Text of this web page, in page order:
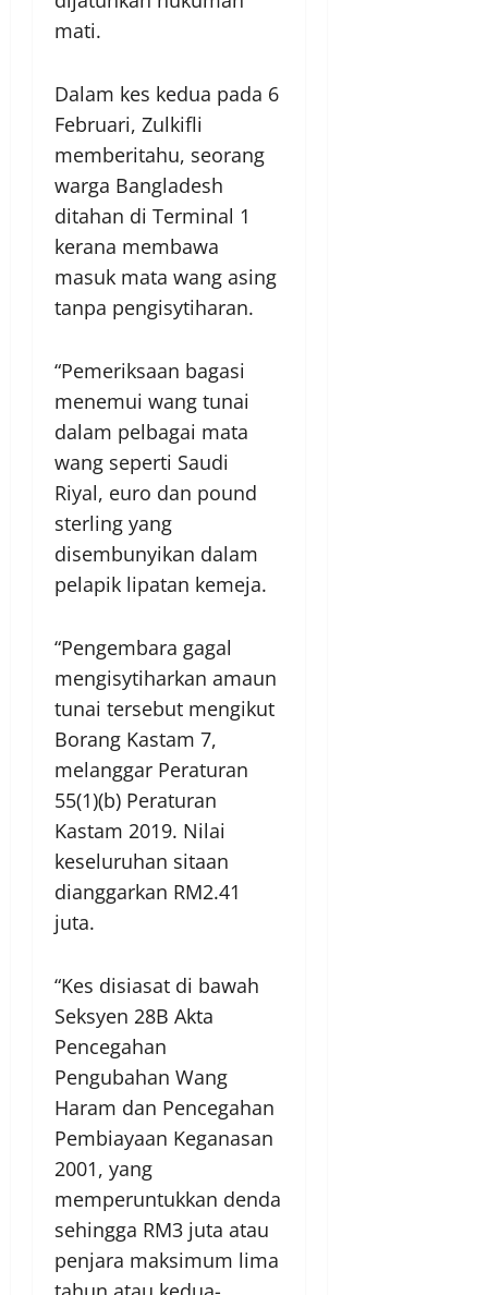
mati.
Dalam kes kedua pada 6
Februari, Zulkifli
memberitahu, seorang
warga Bangladesh
ditahan di Terminal 1
kerana membawa
masuk mata wang asing
tanpa pengisytiharan.
“Pemeriksaan bagasi
menemui wang tunai
dalam pelbagai mata
wang seperti Saudi
Riyal, euro dan pound
sterling yang
disembunyikan dalam
pelapik lipatan kemeja.
“Pengembara gagal
mengisytiharkan amaun
tunai tersebut mengikut
Borang Kastam 7,
melanggar Peraturan
55(1)(b) Peraturan
Kastam 2019. Nilai
keseluruhan sitaan
dianggarkan RM2.41
juta.
“Kes disiasat di bawah
Seksyen 28B Akta
Pencegahan
Pengubahan Wang
Haram dan Pencegahan
Pembiayaan Keganasan
2001, yang
memperuntukkan denda
sehingga RM3 juta atau
penjara maksimum lima